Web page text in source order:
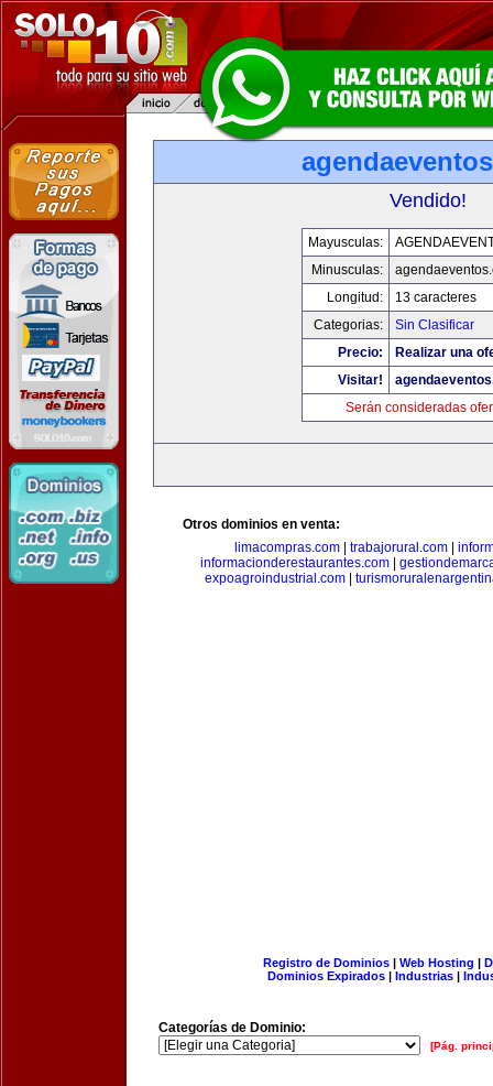
Vendido!
Mayusculas:
Minusculas:
Longitud:
13 caracteres
Categorias:
Sin Clasificar
Precio:
Realizar una
Visitar!
Serán consideradas
Otros dominios en venta:
limacompras.com| trabajorural.com|
informacionderestaurantes.com|
expoagroindustrial.com|
Registro de Dominios| Web Hosting |
Dominios Expirados | Industrias |
Categorías de Dominio:
[Pág.